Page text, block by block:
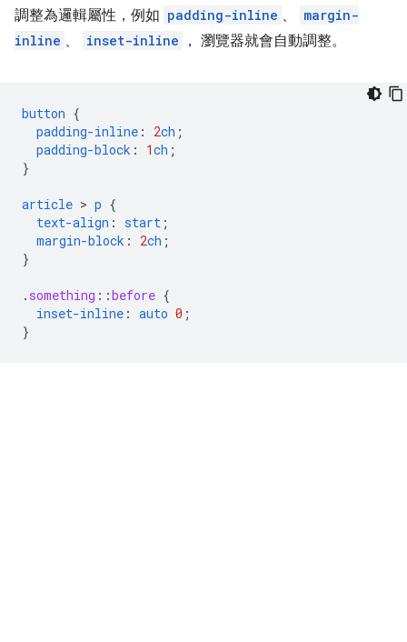
調整為邏輯屬性，例如 padding-inline 、
margin-
inline 、 inset-inline ， 瀏覽器就會自動調整。
button {
padding-inline : 2ch ;
padding-block : 1ch ;
}
article > p {
text-align : start ;
margin-block : 2ch ;
}
. something ::before {
inset-inline : auto 0 ;
}